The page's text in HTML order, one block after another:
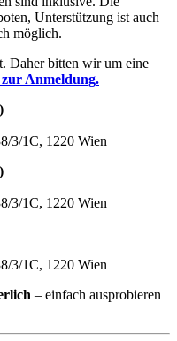
Unterstützung ist auch
möglich.
Daher bitten wir um eine
zur Anmeldung.
3/1C, 1220 Wien
3/1C, 1220 Wien
3/1C, 1220 Wien
– einfach ausprobieren